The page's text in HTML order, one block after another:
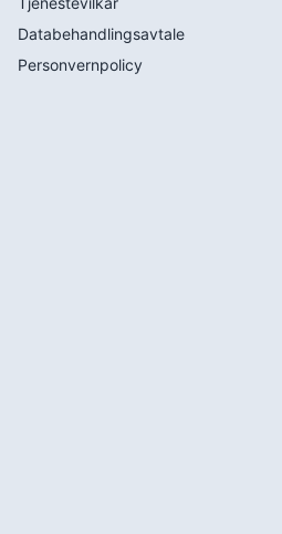
Databehandlingsavtale
Personvernpolicy